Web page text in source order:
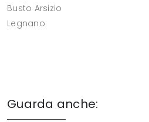
Busto Arsizio
Legnano
Guarda anche: